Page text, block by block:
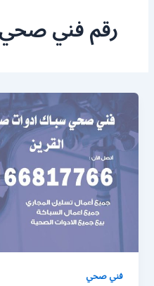
رقم فني صحي
فني صحي